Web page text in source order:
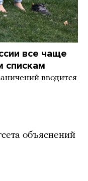
все чаще
спискам
вводится
объяснений